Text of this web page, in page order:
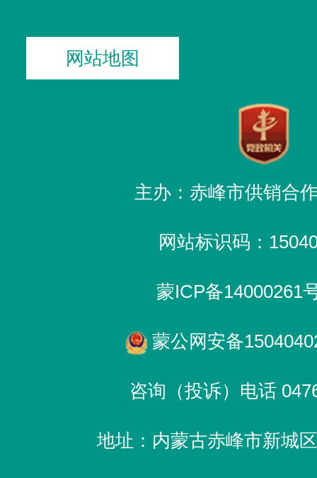
网站地图
主办：赤峰市供销合
网站标识码：
蒙ICP备14000261
蒙公网安备
咨询（投诉）电话
地址：内蒙古赤峰市新城